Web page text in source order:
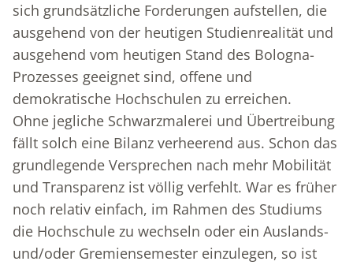
sich grundsätzliche Forderungen aufstellen, die
ausgehend von der heutigen Studienrealität und
ausgehend vom heutigen Stand des Bologna-
Prozesses geeignet sind, offene und
demokratische Hochschulen zu erreichen.
Ohne jegliche Schwarzmalerei und Übertreibung
fällt solch eine Bilanz verheerend aus. Schon das
grundlegende Versprechen nach mehr Mobilität
und Transparenz ist völlig verfehlt. War es früher
noch relativ einfach, im Rahmen des Studiums
die Hochschule zu wechseln oder ein Auslands-
und/oder Gremiensemester einzulegen, so ist